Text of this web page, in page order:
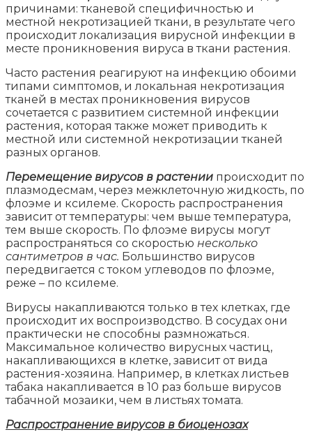
причинами: тканевой специфичностью и
местной некротизацией ткани, в результате чего
происходит локализация вирусной инфекции в
месте проникновения вируса в ткани растения.
Часто растения реагируют на инфекцию обоими
типами симптомов, и локальная некротизация
тканей в местах проникновения вирусов
сочетается с развитием системной инфекции
растения, которая также может приводить к
местной или системной некротизации тканей
разных органов.
Перемещение вирусов в растении происходит по
плазмодесмам, через межклеточную жидкость, по
флоэме и ксилеме. Скорость распространения
зависит от температуры: чем выше температура,
тем выше скорость. По флоэме вирусы могут
распространяться со скоростью несколько
сантиметров в час. Большинство вирусов
передвигается с током углеводов по флоэме,
реже – по ксилеме.
Вирусы накапливаются только в тех клетках, где
происходит их воспроизводство. В сосудах они
практически не способны размножаться.
Максимальное количество вирусных частиц,
накапливающихся в клетке, зависит от вида
растения-хозяина. Например, в клетках листьев
табака накапливается в 10 раз больше вирусов
табачной мозаики, чем в листьях томата.
Распространение вирусов в биоценозах